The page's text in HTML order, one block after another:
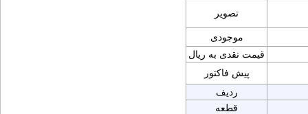
تصویر
موجودی
قیمت نقدی به ریال
پیش فاکتور
ردیف
قطعه